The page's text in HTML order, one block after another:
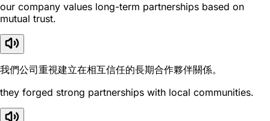
our company values long-term partnerships based on
mutual trust.
我們公司重視建立在相互信任的長期合作夥伴關係。
they forged strong partnerships with local communities.